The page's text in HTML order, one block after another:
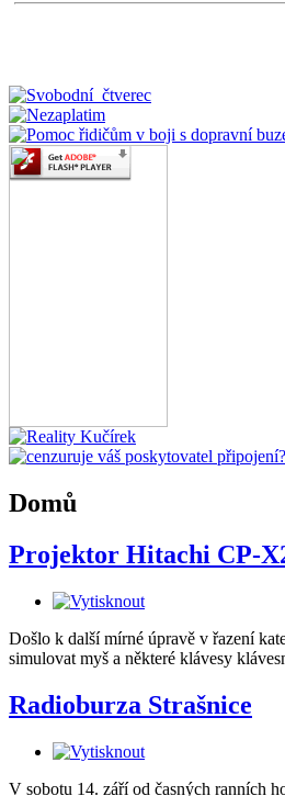
Domů
Projektor Hitachi CP-
Došlo k další mírné úpravě v řazení
simulovat myš a některé klávesy
Radioburza Strašnice
V sobotu 14. září od časných ranních